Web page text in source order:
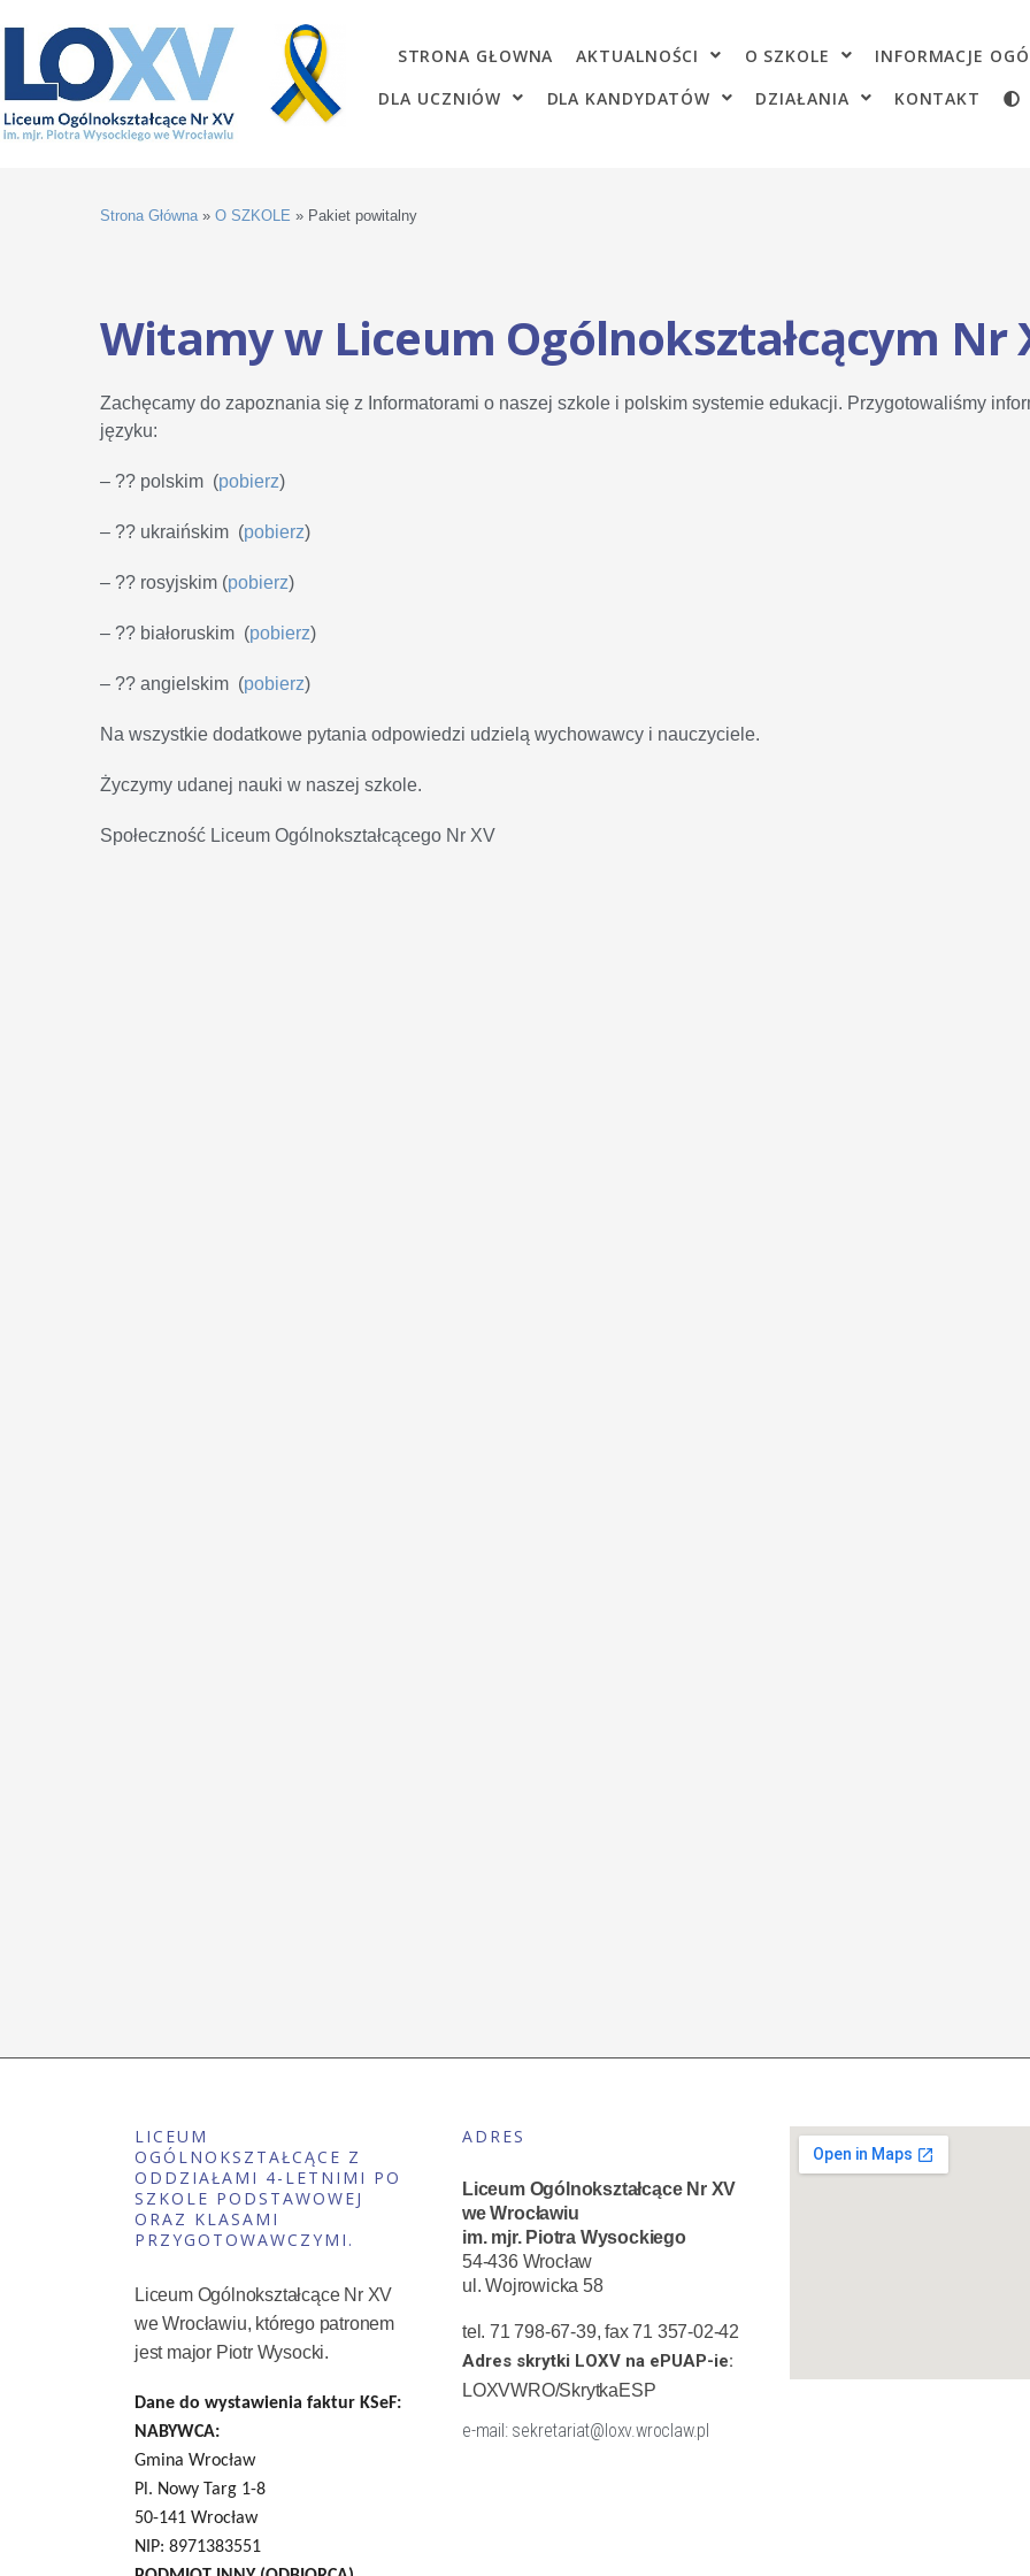
STRONA GŁOWNA AKTUALNOŚCI O SZKOLE INFORMACJE
DLA UCZNIÓW
DLA KANDYDATÓW DZIAŁANIA KONTAKT
Strona Główna » O SZKOLE » Pakiet powitalny
Witamy w Liceum Ogólnokształcącym Nr
Zachęcamy do zapoznania się z Informatorami o naszej szkole i polskim systemie edukacji. Przygotowaliśmy
języku:
– ?? polskim (pobierz)
– ?? ukraińskim (pobierz)
– ?? rosyjskim (pobierz)
– ?? białoruskim (pobierz)
– ?? angielskim (pobierz)
Na wszystkie dodatkowe pytania odpowiedzi udzielą wychowawcy i nauczyciele.
Życzymy udanej nauki w naszej szkole.
Społeczność Liceum Ogólnokształcącego Nr XV
LICEUM
OGÓLNOKSZTAŁCĄCE Z
ODDZIAŁAMI 4-LETNIMI PO
SZKOLE PODSTAWOWEJ
ORAZ KLASAMI
PRZYGOTOWAWCZYMI.
Liceum Ogólnokształcące Nr XV
we Wrocławiu, którego patronem
jest major Piotr Wysocki.
Dane do wystawienia faktur KSeF:
NABYWCA:
Gmina Wrocław
Pl. Nowy Targ 1-8
50-141 Wrocław
NIP: 8971383551
ADRES
Liceum Ogólnokształcące Nr XV
we Wrocławiu
im. mjr. Piotra Wysockiego
54-436 Wrocław
ul. Wojrowicka 58
tel. 71 798-67-39, fax 71 357-02-42
Adres skrytki LOXV na ePUAP-ie:
LOXVWRO/SkrytkaESP
e-mail: sekretariat@loxv.wroclaw.pl